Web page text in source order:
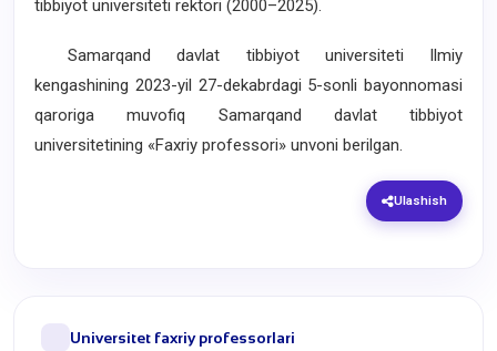
tibbiyot universiteti rektori (2000–2025).
Samarqand davlat tibbiyot universiteti Ilmiy
kengashining 2023-yil 27-dekabrdagi 5-sonli bayonnomasi
qaroriga muvofiq Samarqand davlat tibbiyot
universitetining «Faxriy professori» unvoni berilgan.
Ulashish
Universitet faxriy professorlari